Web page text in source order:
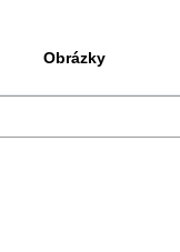
Obrázky